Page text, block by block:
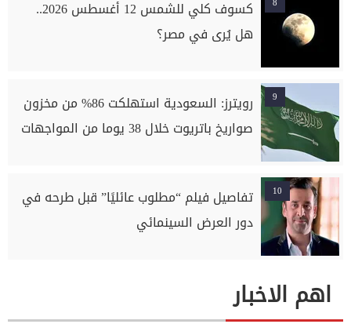
كسوف كلي للشمس 12 أغسطس 2026..
هل يُرى في مصر؟
9
رويترز: السعودية استهلكت 86% من مخزون
صواريخ باتريوت خلال 38 يوما من المواجهات
10
تفاصيل فيلم “مطلوب عائليًا” قبل طرحه في
دور العرض السينمائي
اهم الاخبار